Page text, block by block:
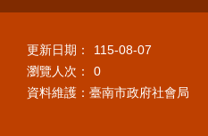
更新日期：
115-08-07
瀏覽人次：
0
資料維護：臺南市政府社會局